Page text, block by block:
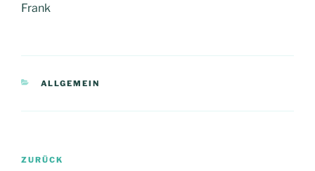
Frank
KATEGORIEN
ALLGEMEIN
Vorheriger
ZURÜCK